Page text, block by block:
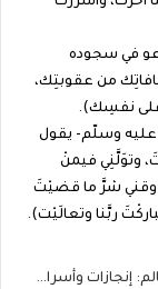
في سجوده
من عقوبتِك،
على نفسِك).
عليه وسلّم- يقول
وتوَلَّنِي فيمنْ
وقني شرَّ ما قضيْتَ
ربَّنا وتعالَيْت).
عن محاربي الصحراء